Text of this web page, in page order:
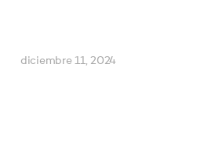
diciembre 11, 2024